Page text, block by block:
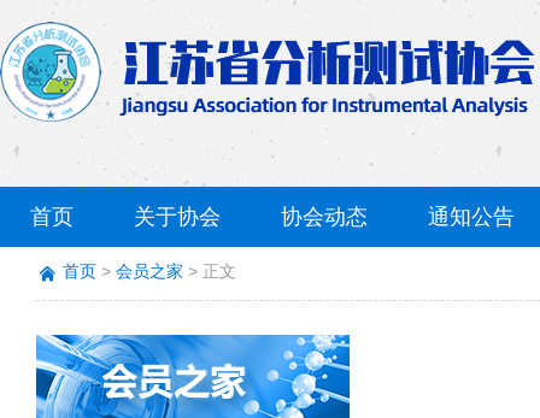
首页 关于协会 协会动态 通知公告
首页 会员之家 正文